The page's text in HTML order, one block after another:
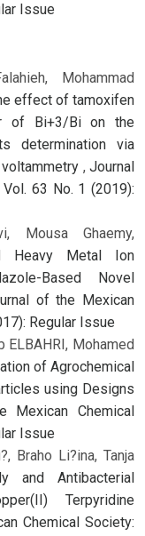
Issue
Mohammad
effect of tamoxifen
of Bi+3/Bi on the
determination via
, Journal
63 No. 1 (2019):
Mousa Ghaemy,
Heavy Metal Ion
Based Novel
of the Mexican
Regular Issue
ELBAHRI, Mohamed
of Agrochemical
using Designs
Mexican Chemical
Issue
Braho Li?ina, Tanja
and Antibacterial
Terpyridine
Chemical Society: